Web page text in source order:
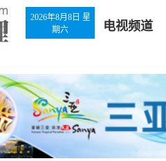
2026年8月8日 星
期六
电视频道